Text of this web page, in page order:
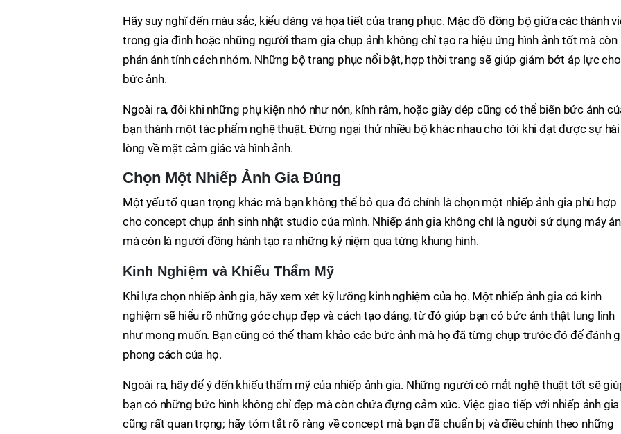
Hãy suy nghĩ đến màu sắc, kiểu dáng và họa tiết của trang phục. Mặc đồ đồng bộ giữa các thành
trong gia đình hoặc những người tham gia chụp ảnh không chỉ tạo ra hiệu ứng hình ảnh tốt mà còn
phản ánh tính cách nhóm. Những bộ trang phục nổi bật, hợp thời trang sẽ giúp giảm bớt áp lực
bức ảnh.
Ngoài ra, đôi khi những phụ kiện nhỏ như nón, kính râm, hoặc giày dép cũng có thể biến bức ảnh
bạn thành một tác phẩm nghệ thuật. Đừng ngại thử nhiều bộ khác nhau cho tới khi đạt được sự hài
lòng về mặt cảm giác và hình ảnh.
Chọn Một Nhiếp Ảnh Gia Đúng
Một yếu tố quan trọng khác mà bạn không thể bỏ qua đó chính là chọn một nhiếp ảnh gia phù hợp
cho concept chụp ảnh sinh nhật studio của mình. Nhiếp ảnh gia không chỉ là người sử dụng máy
mà còn là người đồng hành tạo ra những kỷ niệm qua từng khung hình.
Kinh Nghiệm và Khiếu Thẩm Mỹ
Khi lựa chọn nhiếp ảnh gia, hãy xem xét kỹ lưỡng kinh nghiệm của họ. Một nhiếp ảnh gia có kinh
nghiệm sẽ hiểu rõ những góc chụp đẹp và cách tạo dáng, từ đó giúp bạn có bức ảnh thật lung linh
như mong muốn. Bạn cũng có thể tham khảo các bức ảnh mà họ đã từng chụp trước đó để đánh
phong cách của họ.
Ngoài ra, hãy để ý đến khiếu thẩm mỹ của nhiếp ảnh gia. Những người có mắt nghệ thuật tốt sẽ
bạn có những bức hình không chỉ đẹp mà còn chứa đựng cảm xúc. Việc giao tiếp với nhiếp ảnh gia
cũng rất quan trọng; hãy tóm tắt rõ ràng về concept mà bạn đã chuẩn bị và điều chỉnh theo những